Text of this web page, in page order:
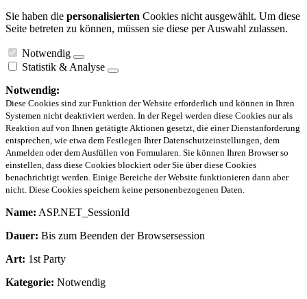
Sie haben die personalisierten Cookies nicht ausgewählt. Um diese
Seite betreten zu können, müssen sie diese per Auswahl zulassen.
Notwendig
Statistik & Analyse
Notwendig:
Diese Cookies sind zur Funktion der Website erforderlich und können in Ihren
Systemen nicht deaktiviert werden. In der Regel werden diese Cookies nur als
Reaktion auf von Ihnen getätigte Aktionen gesetzt, die einer Dienstanforderung
entsprechen, wie etwa dem Festlegen Ihrer Datenschutzeinstellungen, dem
Anmelden oder dem Ausfüllen von Formularen. Sie können Ihren Browser so
einstellen, dass diese Cookies blockiert oder Sie über diese Cookies
benachrichtigt werden. Einige Bereiche der Website funktionieren dann aber
nicht. Diese Cookies speichern keine personenbezogenen Daten.
Name: ASP.NET_SessionId
Dauer: Bis zum Beenden der Browsersession
Art: 1st Party
Kategorie: Notwendig